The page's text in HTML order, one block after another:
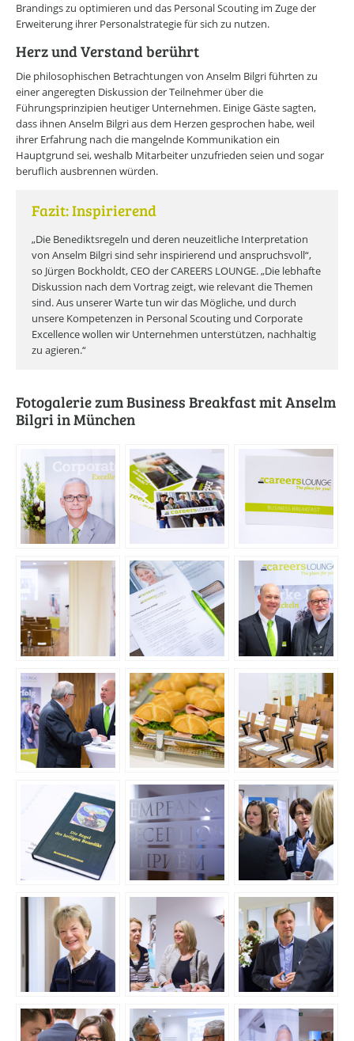
Brandings zu optimieren und das Personal Scouting im Zuge der
Erweiterung ihrer Personalstrategie für sich zu nutzen.
Herz und Verstand berührt
Die philosophischen Betrachtungen von Anselm Bilgri führten zu
einer angeregten Diskussion der Teilnehmer über die
Führungsprinzipien heutiger Unternehmen. Einige Gäste sagten,
dass ihnen Anselm Bilgri aus dem Herzen gesprochen habe, weil
ihrer Erfahrung nach die mangelnde Kommunikation ein
Hauptgrund sei, weshalb Mitarbeiter unzufrieden seien und sogar
beruflich ausbrennen würden.
Fazit: Inspirierend
„Die Benediktsregeln und deren neuzeitliche Interpretation
von Anselm Bilgri sind sehr inspirierend und anspruchsvoll“,
so Jürgen Bockholdt, CEO der CAREERS LOUNGE. „Die lebhafte
Diskussion nach dem Vortrag zeigt, wie relevant die Themen
sind. Aus unserer Warte tun wir das Mögliche, und durch
unsere Kompetenzen in Personal Scouting und Corporate
Excellence wollen wir Unternehmen unterstützen, nachhaltig
zu agieren.“
Fotogalerie zum Business Breakfast mit Anselm
Bilgri in München